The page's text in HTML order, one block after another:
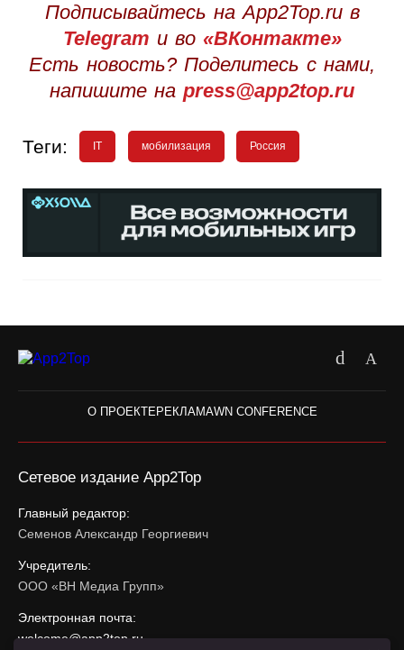
Подписывайтесь на App2Top.ru в
Telegram и во «ВКонтакте»
Есть новость? Поделитесь с нами,
напишите на press@app2top.ru
Теги: IT мобилизация Россия
О ПРОЕКТЕРЕКЛАМАWN CONFERENCE
Сетевое издание App2Top
Главный редактор:
Семенов Александр Георгиевич
Учредитель:
ООО «ВН Медиа Групп»
Электронная почта:
welcome@app2top.ru